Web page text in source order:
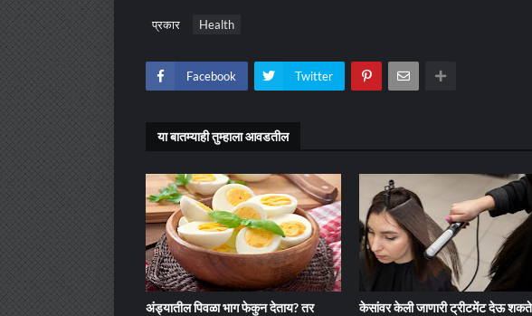
प्रकार Health
Facebook Twitter
या बातम्याही तुम्हाला आवडतील
अंड्यातील पिवळा भाग फेकुन देताय? तर
केसांवर केली जाणारी ट्रीटमेंट देऊ शकते